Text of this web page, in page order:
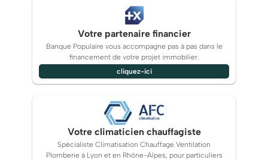
Votre partenaire financier
Banque Populaire vous accompagne pas à pas dans le
financement de votre projet immobilier.
cliquez-ici
Votre climaticien chauffagiste
Spécialiste Climatisation Chauffage Ventilation
Plomberie à Lyon et en Rhône-Alpes, pour particuliers